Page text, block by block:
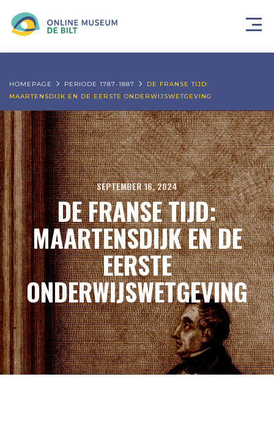
HOMEPAGE PERIODE 1787-1887
DE FRANSE TIJD:
MAARTENSDIJK EN DE EERSTE ONDERWIJSWETGEVING
SEPTEMBER 16, 2024
DE FRANSE TIJD:
MAARTENSDIJK EN DE
EERSTE
ONDERWIJSWETGEVING